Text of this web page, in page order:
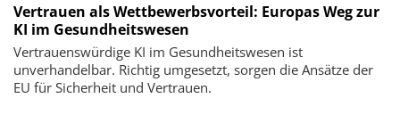
Vertrauen als Wettbewerbsvorteil: Europas Weg zur
KI im Gesundheitswesen
Vertrauenswürdige KI im Gesundheitswesen ist
unverhandelbar. Richtig umgesetzt, sorgen die Ansätze der
EU für Sicherheit und Vertrauen.